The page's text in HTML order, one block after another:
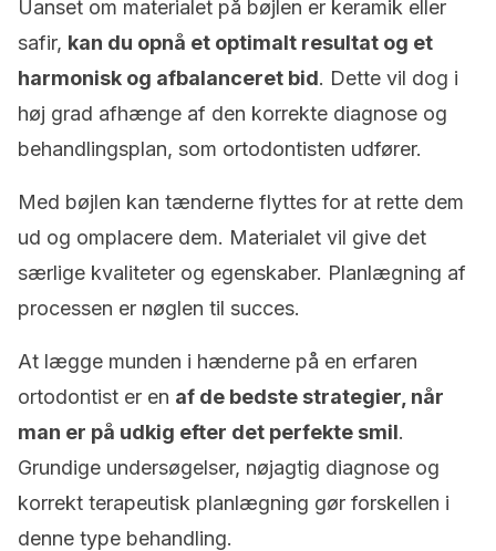
Uanset om materialet på bøjlen er keramik eller
safir, kan du opnå et optimalt resultat og et
harmonisk og afbalanceret bid. Dette vil dog i
høj grad afhænge af den korrekte diagnose og
behandlingsplan, som ortodontisten udfører.
Med bøjlen kan tænderne flyttes for at rette dem
ud og omplacere dem. Materialet vil give det
særlige kvaliteter og egenskaber. Planlægning af
processen er nøglen til succes.
At lægge munden i hænderne på en erfaren
ortodontist er en af de bedste strategier, når
man er på udkig efter det perfekte smil.
Grundige undersøgelser, nøjagtig diagnose og
korrekt terapeutisk planlægning gør forskellen i
denne type behandling.